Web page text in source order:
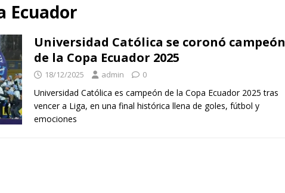
Ecuador
Universidad Católica se coronó campeón
de la Copa Ecuador 2025
18/12/2025 admin 0
Universidad Católica es campeón de la Copa Ecuador 2025 tras
vencer a Liga, en una final histórica llena de goles, fútbol y
emociones